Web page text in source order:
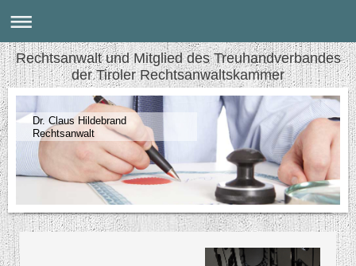
Rechtsanwalt und Mitglied des Treuhandverbandes
der Tiroler Rechtsanwaltskammer
Dr. Claus Hildebrand
Rechtsanwalt